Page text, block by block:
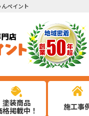
ペイント
塗装商品
格掲載中！
施工事